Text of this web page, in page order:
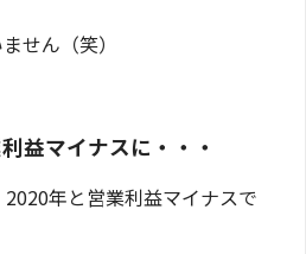
せん（笑）
益マイナスに・・・
年と営業利益マイナスで